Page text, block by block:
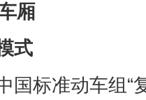
厢
式
标准动车组“